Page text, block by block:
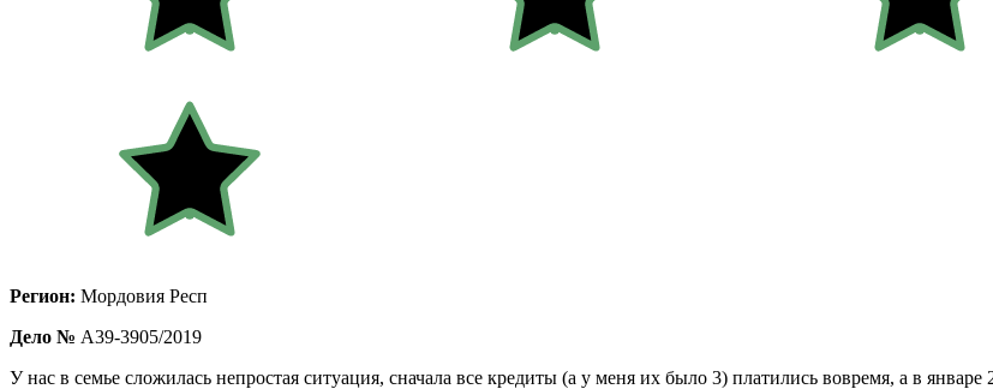
Регион: Мордовия Респ
Дело № А39-3905/2019
У нас в семье сложилась непростая ситуация, сначала все кредиты (а у меня их было 3) платились вовремя, а в